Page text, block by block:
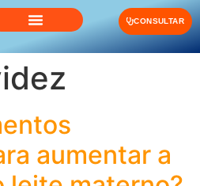
CONSULTAR
aumentar a